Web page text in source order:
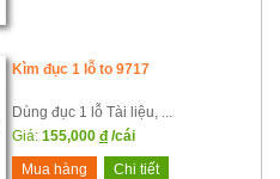
Kìm đục 1 lỗ to 9717
Dùng đục 1 lỗ Tài liệu, ...
Giá: 155,000 đ /cái
Mua hàng
Chi tiết